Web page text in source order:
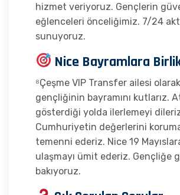
hizmet veriyoruz. Gençlerin
eğlenceleri önceliğimiz. 7/24
sunuyoruz.
Nice Bayramlara
⁸Çeşme VIP Transfer ailesi
gençliğinin bayramını kutlarız.
gösterdiği yolda ilerlemeyi
Cumhuriyetin değerlerini
temenni ederiz. Nice 19
ulaşmayı ümit ederiz. Gençliğe
bakıyoruz.